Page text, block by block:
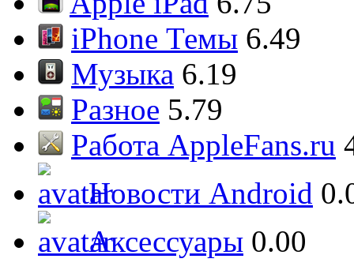
iPhone Темы 6.49
Музыка 6.19
Разное 5.79
Работа AppleFans.ru
Новости Android
Аксессуары 0.00